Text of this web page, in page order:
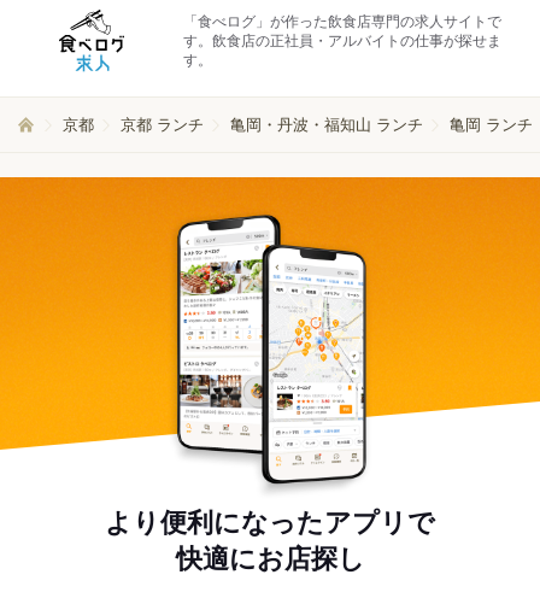
「食べログ」が作った飲食店専門の求人サイトで
す。飲食店の正社員・アルバイトの仕事が探せま
す。
京都 京都 ランチ 亀岡・丹波・福知山 ランチ 亀岡 ランチ
より便利になったアプリで
快適にお店探し